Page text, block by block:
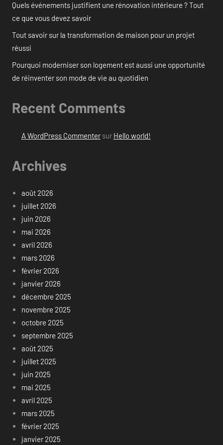
Quels événements justifient une rénovation intérieure ? Tout
ce que vous devez savoir
Tout savoir sur la transformation de maison pour un projet
réussi
Pourquoi moderniser son logement est aussi une opportunité
de réinventer son mode de vie au quotidien
Recent Comments
A WordPress Commentersur Hello world!
Archives
août 2026
juillet 2026
juin 2026
mai 2026
avril 2026
mars 2026
février 2026
janvier 2026
décembre 2025
novembre 2025
octobre 2025
septembre 2025
août 2025
juillet 2025
juin 2025
mai 2025
avril 2025
mars 2025
février 2025
janvier 2025